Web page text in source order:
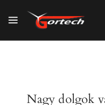
Nagy dolgok